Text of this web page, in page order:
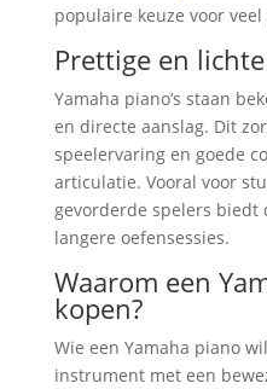
populaire keuze voor
Prettige en
Yamaha piano’s staan
en directe aanslag. Dit
speelervaring en goede
articulatie. Vooral voor
gevorderde spelers
langere oefensessies.
Waarom een
kopen?
Wie een Yamaha piano
instrument met een